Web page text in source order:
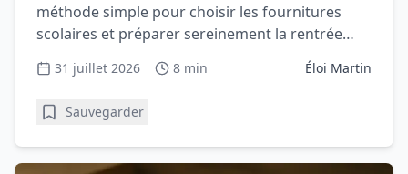
méthode simple pour choisir les fournitures
scolaires et préparer sereinement la rentrée
avec votre enfant.
31 juillet 2026 8 min Éloi Martin
Sauvegarder